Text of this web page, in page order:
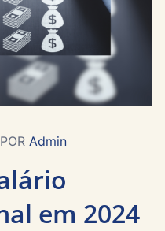
POR Admin
em 2024